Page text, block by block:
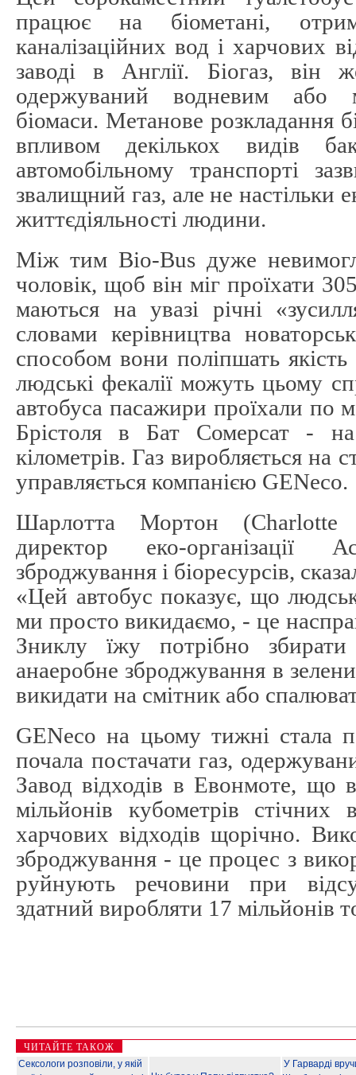
працює на біометані,
каналізаційних вод і харчових
заводі в Англії. Біогаз, він
одержуваний водневим або
біомаси. Метанове розкладання
впливом декількох видів
автомобільному транспорті
звалищний газ, але не настільки
життєдіяльності людини.
Між тим Bio-Bus дуже
чоловік, щоб він міг проїхати
маються на увазі річні
словами керівництва
способом вони поліпшать
людські фекалії можуть цьому
автобуса пасажири проїхали по
Брістоля в Бат Сомерсат - на
кілометрів. Газ виробляється на
управляється компанією GENeco.
Шарлотта Мортон (Charlotte
директор еко-організації
зброджування і біоресурсів,
«Цей автобус показує, що
ми просто викидаємо, - це
Зниклу їжу потрібно
анаеробне зброджування в
викидати на смітник або
GENeco на цьому тижні стала
почала постачати газ,
Завод відходів в Евонмоте, що
мільйонів кубометрів стічних
харчових відходів щорічно.
зброджування - це процес з
руйнують речовини при
здатний виробляти 17 мільйонів
ЧИТАЙТЕ ТАКОЖ
Сексологи розповіли, у якій
У Гарварді